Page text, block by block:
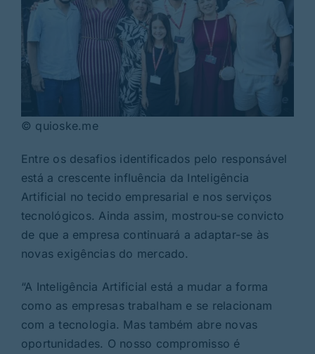
© quioske.me
Entre os desafios identificados pelo responsável
está a crescente influência da Inteligência
Artificial no tecido empresarial e nos serviços
tecnológicos. Ainda assim, mostrou-se convicto
de que a empresa continuará a adaptar-se às
novas exigências do mercado.
“A Inteligência Artificial está a mudar a forma
como as empresas trabalham e se relacionam
com a tecnologia. Mas também abre novas
oportunidades. O nosso compromisso é